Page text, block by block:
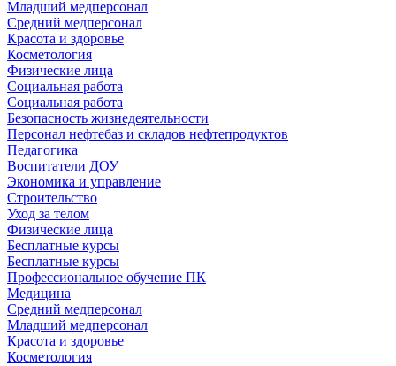
Младший медперсонал
Средний медперсонал
Красота и здоровье
Косметология
Физические лица
Социальная работа
Социальная работа
Безопасность жизнедеятельности
Персонал нефтебаз и складов нефтепродуктов
Педагогика
Воспитатели ДОУ
Экономика и управление
Строительство
Уход за телом
Физические лица
Бесплатные курсы
Бесплатные курсы
Профессиональное обучение ПК
Медицина
Средний медперсонал
Младший медперсонал
Красота и здоровье
Косметология